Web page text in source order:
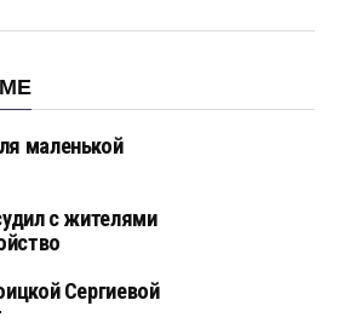
маленькой
с жителями
Сергиевой